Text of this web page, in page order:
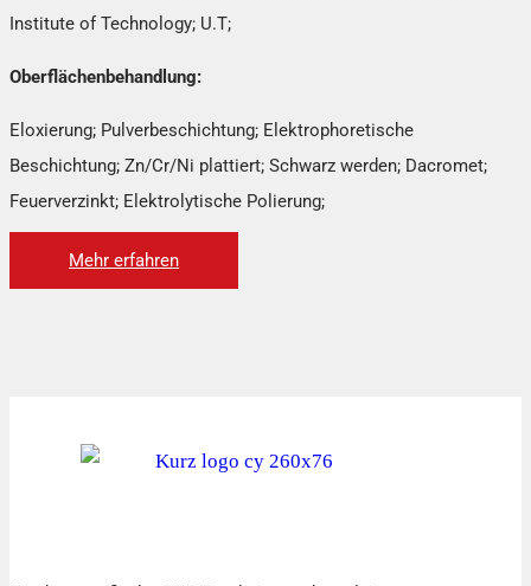
Institute of Technology; U.T;
Oberflächenbehandlung:
Eloxierung; Pulverbeschichtung; Elektrophoretische
Beschichtung; Zn/Cr/Ni plattiert; Schwarz werden; Dacromet;
Feuerverzinkt; Elektrolytische Polierung;
Mehr erfahren